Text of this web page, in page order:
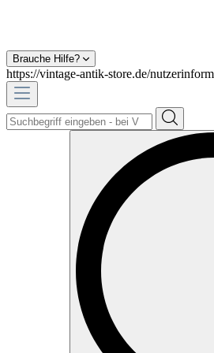
Brauche Hilfe?
https://vintage-antik-store.de/